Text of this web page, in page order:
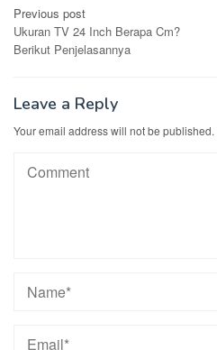
Post
navigation
Previous post
Ukuran TV 24 Inch Berapa Cm?
Berikut Penjelasannya
Leave a Reply
Your email address will not be published.